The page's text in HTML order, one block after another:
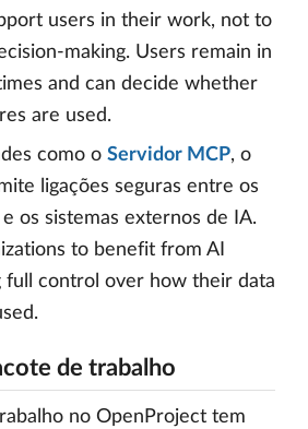
users in their work, not to
making. Users remain in
and can decide whether
are used.
como o Servidor MCP, o
ligações seguras entre os
os sistemas externos de IA.
to benefit from AI
full control over how their data
de trabalho
no OpenProject tem